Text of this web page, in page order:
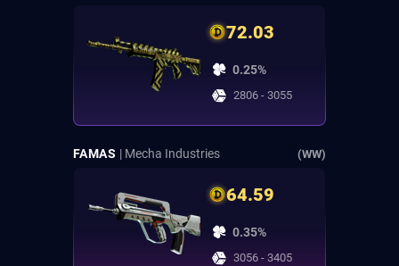
72.03
0.25%
2806 - 3055
FAMAS | Mecha Industries (WW)
64.59
0.35%
3056 - 3405